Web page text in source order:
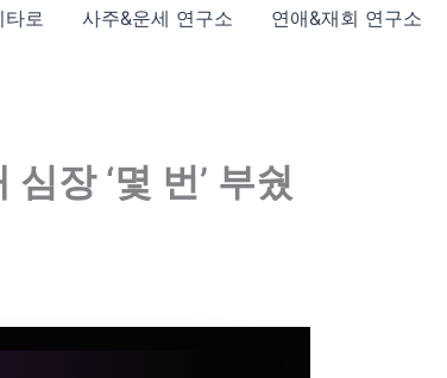
타로 사주&운세 연구소 연애&재회 연구소
장 ‘몇 번’ 부쉈